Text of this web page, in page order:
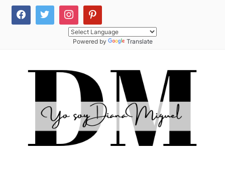
Powered by Translate